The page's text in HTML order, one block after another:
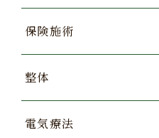
保険施術
整体
電気療法